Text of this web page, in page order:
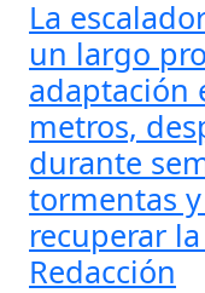
La
un largo
adaptación
metros,
durante
tormentas
recuperar
Redacción